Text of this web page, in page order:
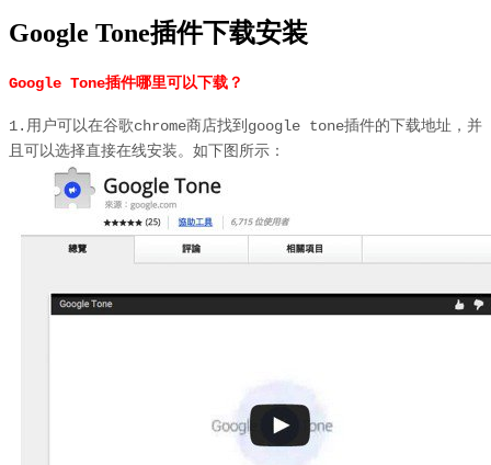
Google Tone插件下载安装
Google Tone插件哪里可以下载？
1.用户可以在谷歌chrome商店找到google tone插件的下载地址，并
且可以选择直接在线安装。如下图所示：